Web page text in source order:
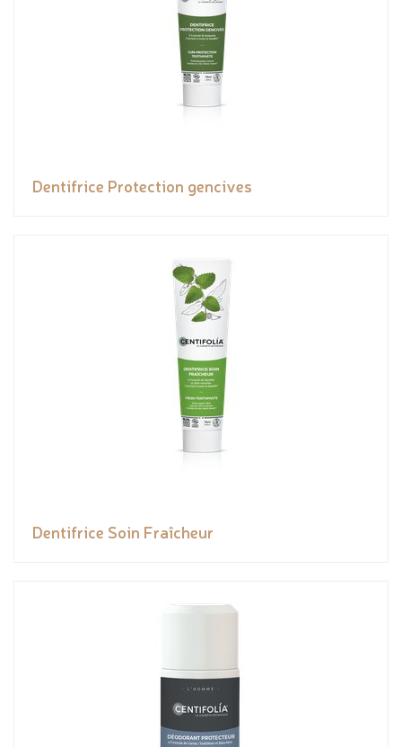
Dentifrice Protection gencives
Dentifrice Soin Fraîcheur